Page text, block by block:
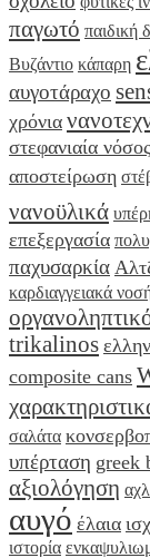
παγωτό παιδική
Βυζάντιο κάπαρη
αυγοτάραχο
χρόνια
στεφανιαία νόσος
αποστείρωση
νανοϋλικά
επεξεργασία
παχυσαρκία
καρδιαγγειακά
trikalinos
composite cans
σαλάτα
υπέρταση greek
αξιολόγηση
αυγό έλαια
ιστορία